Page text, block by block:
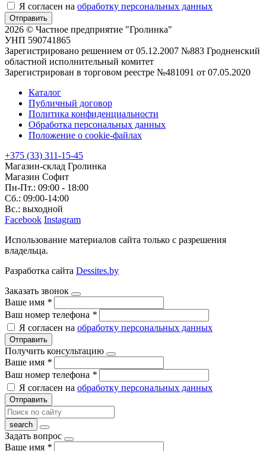
Я согласен на обработку персональных данных
Отправить
2026 © Частное предприятие "Гролинка"
УНП 590741865
Зарегистрировано решением от 05.12.2007 №883 Гродненский
областной исполнительный комитет
Зарегистрирован в торговом реестре №481091 от 07.05.2020
Каталог
Публичный договор
Политика конфиденциальности
Обработка персональных данных
Положение о cookie-файлах
+375 (33) 311-15-45
Магазин-склад Гролинка
Магазин Софит
Пн-Пт.: 09:00 - 18:00
Сб.: 09:00-14:00
Вс.: выходной
Facebook Instagram
Использование материалов сайта только с разрешения
владельца.
Разработка сайта Dessites.by
Заказать звонок
Ваше имя *
Ваш номер телефона *
Я согласен на обработку персональных данных
Отправить
Получить консультацию
Ваше имя *
Ваш номер телефона *
Я согласен на обработку персональных данных
Отправить
Задать вопрос
Ваше имя *